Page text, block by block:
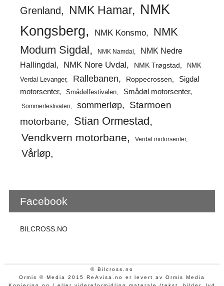
Grenland
NMK Hamar
NMK
Kongsberg
NMK Konsmo
NMK
Modum Sigdal
NMK Namdal
NMK Nedre
Hallingdal
NMK Nore Uvdal NMK Trøgstad
NMK
Verdal Levanger
Rallebanen Roppecrossen
Sigdal
motorsenter
Smådølfestivalen Smådøl motorsenter
Sommerfestivalen sommerløp
Starmoen
motorbane
Stian Ormestad
Vendkvern motorbane Verdal motorsenter
Vårløp
Facebook
BILCROSS.NO
© Bilcross.no
Ormis © Media 2015 ReAvisa.no er levert av Ormis Media